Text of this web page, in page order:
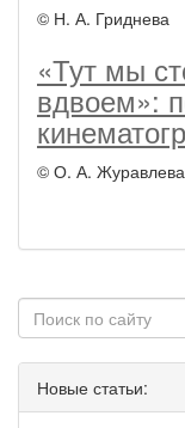
© Н. А. Гриднева
«Тут мы
вдвоем»:
© О. А. Журавлева
Новые статьи: